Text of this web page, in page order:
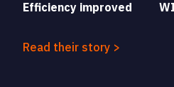
Efficiency improved
Read their story >